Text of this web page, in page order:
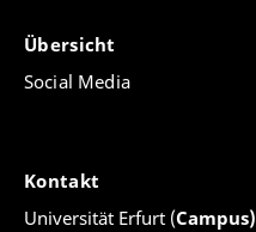
Übersicht
Social Media
Kontakt
Universität Erfurt (Campus)